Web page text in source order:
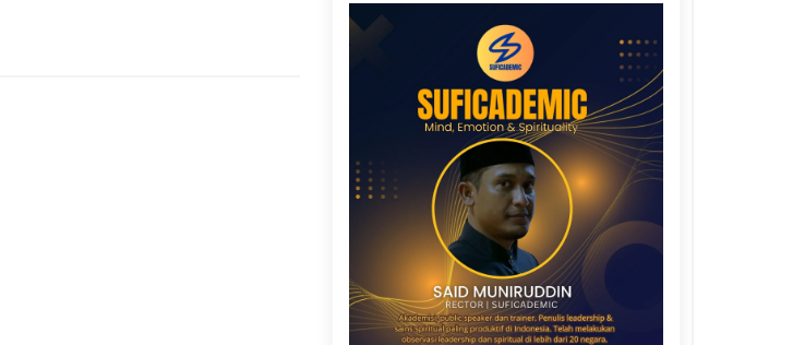
“One Piece”, Cara Barat Mengejar
2 months ago
“Allahukrasi”: The Power of
Management!
3 months ago
Said Muniruddin Latih Mental dan
Spiritual 80 Siswa YPHC
3 months ago